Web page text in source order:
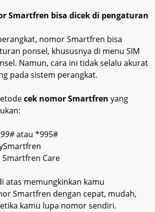
Smartfren bisa dicek di pengaturan
nomor Smartfren bisa
ponsel, khususnya di menu SIM
Namun, cara ini tidak selalu akurat
pada sistem perangkat.
cek nomor Smartfren yang
atau *995#
Smartfren Care
atas memungkinkan kamu
Smartfren dengan cepat, mudah,
kamu lupa nomor sendiri.